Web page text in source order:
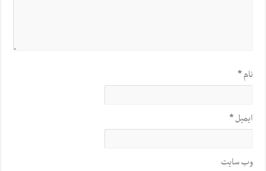
نام*
ایمیل*
وب‌ سایت